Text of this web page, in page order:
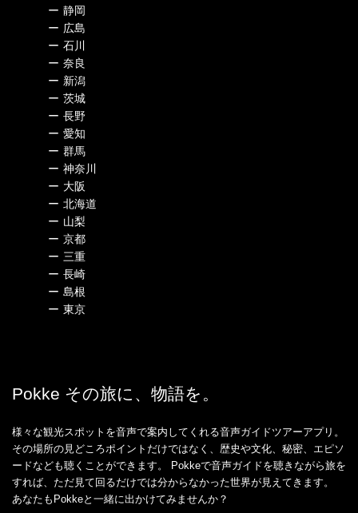
ー 静岡
ー 広島
ー 石川
ー 奈良
ー 新潟
ー 茨城
ー 長野
ー 愛知
ー 群馬
ー 神奈川
ー 大阪
ー 北海道
ー 山梨
ー 京都
ー 三重
ー 長崎
ー 島根
ー 東京
Pokke その旅に、物語を。
様々な観光スポットを音声で案内してくれる音声ガイドツアーアプリ。
その場所の見どころポイントだけではなく、歴史や文化、秘密、エピソ
ードなども聴くことができます。 Pokkeで音声ガイドを聴きながら旅を
すれば、ただ見て回るだけでは分からなかった世界が見えてきます。
あなたもPokkeと一緒に出かけてみませんか？